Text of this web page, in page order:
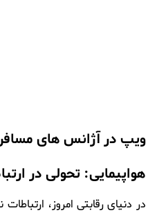
ویپ در آژانس های
هواپیمایی: تحولی در
در دنیای رقابتی امروز،